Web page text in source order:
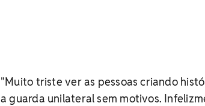
"Muito triste ver as pessoas criando
a guarda unilateral sem motivos.